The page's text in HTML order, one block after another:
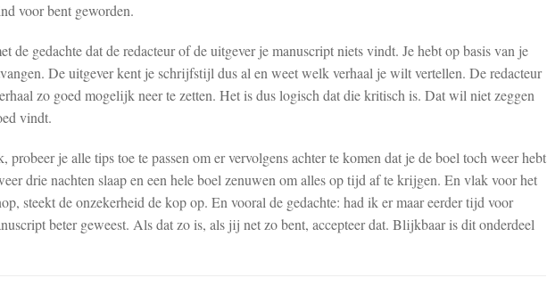
voor bent geworden.
de gedachte dat de redacteur of de uitgever je manuscript niets vindt. Je hebt op basis van je
De uitgever kent je schrijfstijl dus al en weet welk verhaal je wilt vertellen. De redacteur
zo goed mogelijk neer te zetten. Het is dus logisch dat die kritisch is. Dat wil niet zeggen
vindt.
probeer je alle tips toe te passen om er vervolgens achter te komen dat je de boel toch weer hebt
drie nachten slaap en een hele boel zenuwen om alles op tijd af te krijgen. En vlak voor het
steekt de onzekerheid de kop op. En vooral de gedachte: had ik er maar eerder tijd voor
beter geweest. Als dat zo is, als jij net zo bent, accepteer dat. Blijkbaar is dit onderdeel